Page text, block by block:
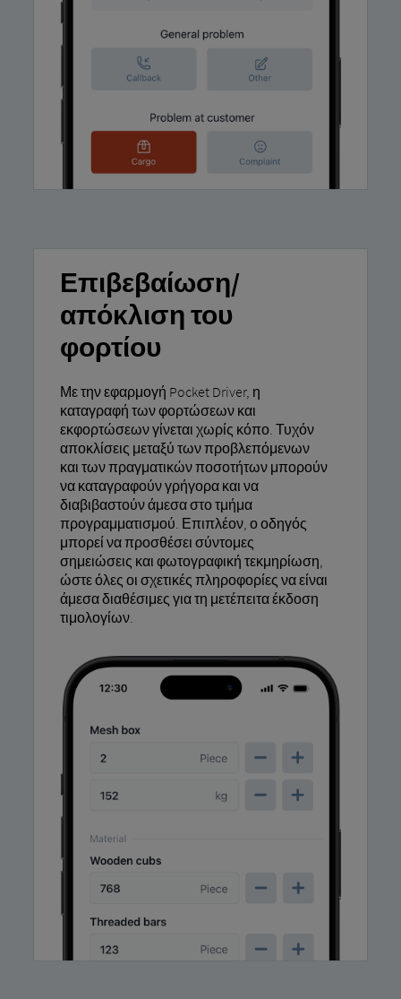
Επιβεβαίωση/
απόκλιση του
φορτίου
Με την εφαρμογή Pocket Driver, η
καταγραφή των φορτώσεων και
εκφορτώσεων γίνεται χωρίς κόπο. Τυχόν
αποκλίσεις μεταξύ των προβλεπόμενων
και των πραγματικών ποσοτήτων μπορούν
να καταγραφούν γρήγορα και να
διαβιβαστούν άμεσα στο τμήμα
προγραμματισμού. Επιπλέον, ο οδηγός
μπορεί να προσθέσει σύντομες
σημειώσεις και φωτογραφική τεκμηρίωση,
ώστε όλες οι σχετικές πληροφορίες να είναι
άμεσα διαθέσιμες για τη μετέπειτα έκδοση
τιμολογίων.